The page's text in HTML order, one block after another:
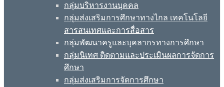
กลุ่มบริหารงานบุคคล
กลุ่มส่งเสริมการศึกษาทางไกล เทคโนโลยี
สารสนเทศและการสื่อสาร
กลุ่มพัฒนาครูและบุคลากรทางการศึกษา
กลุ่มนิเทศ ติดตามและประเมินผลการจัดการ
ศึกษา
กลุ่มส่งเสริมการจัดการศึกษา